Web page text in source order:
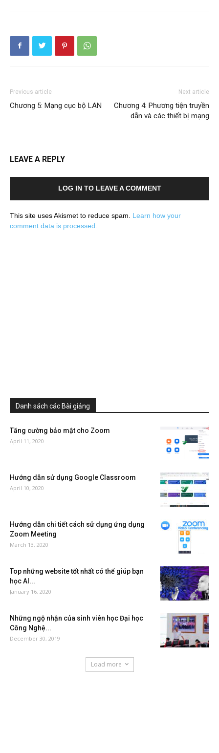
Previous article
Chương 5: Mạng cục bộ LAN
Next article
Chương 4: Phương tiện truyền
dẫn và các thiết bị mạng
LEAVE A REPLY
LOG IN TO LEAVE A COMMENT
This site uses Akismet to reduce spam. Learn how your
comment data is processed.
Danh sách các Bài giảng
Tăng cường bảo mật cho Zoom
April 11, 2020
Hướng dẫn sử dụng Google Classroom
April 10, 2020
Hướng dẫn chi tiết cách sử dụng ứng dụng
Zoom Meeting
March 13, 2020
Top những website tốt nhất có thể giúp bạn
học AI...
January 16, 2020
Những ngộ nhận của sinh viên học Đại học
Công Nghệ...
December 30, 2019
Load more